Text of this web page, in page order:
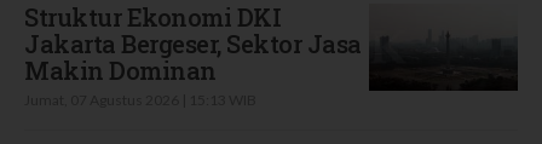
Struktur Ekonomi DKI
Jakarta Bergeser, Sektor Jasa
Makin Dominan